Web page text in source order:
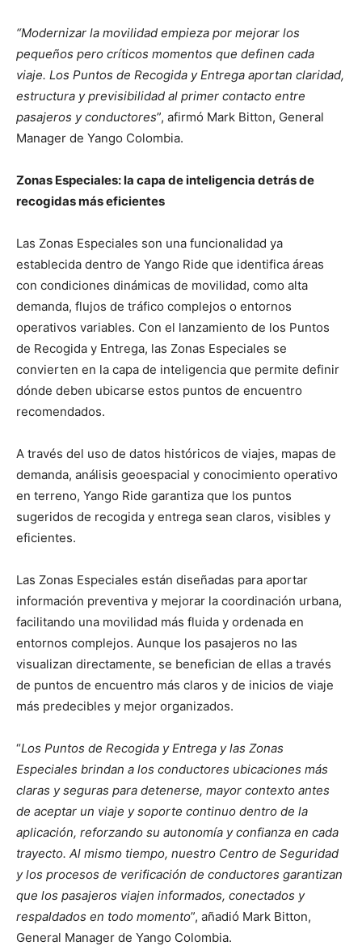
“Modernizar la movilidad empieza por mejorar los
pequeños pero críticos momentos que definen cada
viaje. Los Puntos de Recogida y Entrega aportan claridad,
estructura y previsibilidad al primer contacto entre
pasajeros y conductores”, afirmó Mark Bitton, General
Manager de Yango Colombia.
Zonas Especiales: la capa de inteligencia detrás de
recogidas más eficientes
Las Zonas Especiales son una funcionalidad ya
establecida dentro de Yango Ride que identifica áreas
con condiciones dinámicas de movilidad, como alta
demanda, flujos de tráfico complejos o entornos
operativos variables. Con el lanzamiento de los Puntos
de Recogida y Entrega, las Zonas Especiales se
convierten en la capa de inteligencia que permite definir
dónde deben ubicarse estos puntos de encuentro
recomendados.
A través del uso de datos históricos de viajes, mapas de
demanda, análisis geoespacial y conocimiento operativo
en terreno, Yango Ride garantiza que los puntos
sugeridos de recogida y entrega sean claros, visibles y
eficientes.
Las Zonas Especiales están diseñadas para aportar
información preventiva y mejorar la coordinación urbana,
facilitando una movilidad más fluida y ordenada en
entornos complejos. Aunque los pasajeros no las
visualizan directamente, se benefician de ellas a través
de puntos de encuentro más claros y de inicios de viaje
más predecibles y mejor organizados.
“Los Puntos de Recogida y Entrega y las Zonas
Especiales brindan a los conductores ubicaciones más
claras y seguras para detenerse, mayor contexto antes
de aceptar un viaje y soporte continuo dentro de la
aplicación, reforzando su autonomía y confianza en cada
trayecto. Al mismo tiempo, nuestro Centro de Seguridad
y los procesos de verificación de conductores garantizan
que los pasajeros viajen informados, conectados y
respaldados en todo momento”, añadió Mark Bitton,
General Manager de Yango Colombia.